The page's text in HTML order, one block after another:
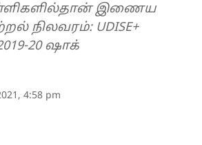
பள்ளிகளில்தான் இணைய
நிலவரம்: UDISE+
20 ஷாக்
4:58 pm